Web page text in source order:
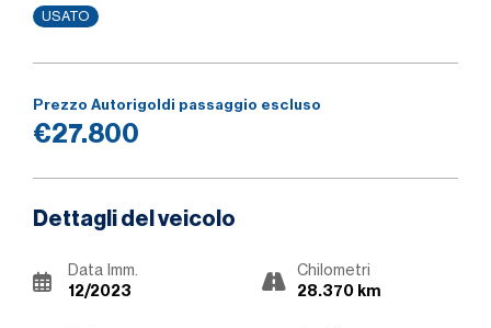
USATO
Prezzo Autorigoldi passaggio escluso
€27.800
Dettagli del veicolo
Data Imm.
12/2023
Chilometri
28.370 km